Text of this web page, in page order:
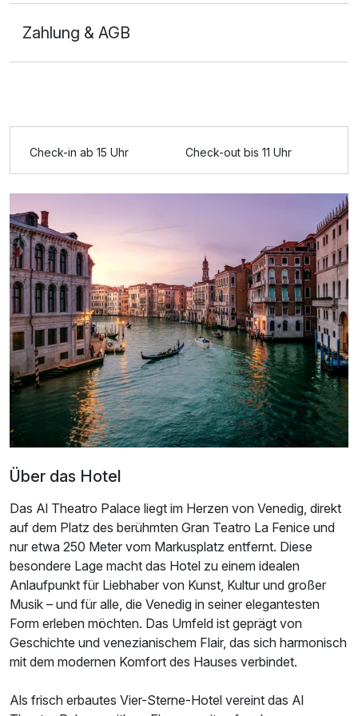
Ausstattung
Für 4 Tage p.P. ab246,25 €
Doppelzimmer Superior Plus
2 Erwachsene
Zahlung & AGB
Check-in ab 15 Uhr Check-out bis 11 Uhr
Über das Hotel
Das Al Theatro Palace liegt im Herzen von Venedig, direkt
auf dem Platz des berühmten Gran Teatro La Fenice und
nur etwa 250 Meter vom Markusplatz entfernt. Diese
besondere Lage macht das Hotel zu einem idealen
Anlaufpunkt für Liebhaber von Kunst, Kultur und großer
Musik – und für alle, die Venedig in seiner elegantesten
Form erleben möchten. Das Umfeld ist geprägt von
Geschichte und venezianischem Flair, das sich harmonisch
mit dem modernen Komfort des Hauses verbindet.
Als frisch erbautes Vier-Sterne-Hotel vereint das Al